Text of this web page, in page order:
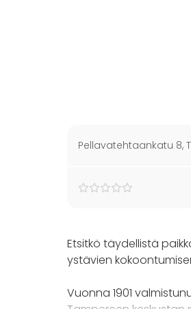
Pellavatehtaankatu 8,
Etsitkö täydellistä
ystävien
Vuonna 1901